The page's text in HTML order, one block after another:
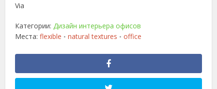
Via
Категории:Дизайн интерьера офисов
Места:flexible • natural textures • office